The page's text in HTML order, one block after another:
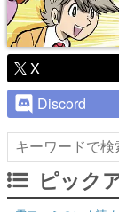
X
Discord
ピック